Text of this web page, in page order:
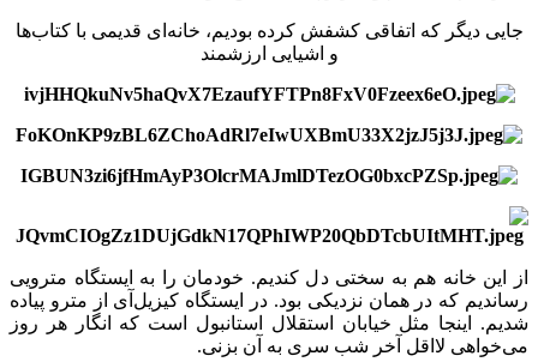
جایی دیگر که اتفاقی کشفش کرده بودیم، خانه‌ای قدیمی با کتاب‌ها
و اشیایی ارزشمند
از این خانه هم به سختی دل کندیم. خودمان را به ایستگاه مترویی
رساندیم که در همان نزدیکی بود. در ایستگاه کیزیل‌آی از مترو پیاده
شدیم. اینجا مثل خیابان استقلال استانبول است که انگار هر روز
می‌خواهی لااقل آخر شب سری به آن بزنی.